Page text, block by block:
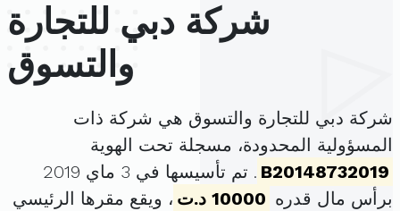
شركة دبي للتجارة
والتسوق
شركة دبي للتجارة والتسوق هي شركة ذات
المسؤولية المحدودة، مسجلة تحت الهوية
B20148732019
. تم تأسيسها في 3 ماي 2019
برأس مال قدره 10000 د.ت
، ويقع مقرها الرئيسي